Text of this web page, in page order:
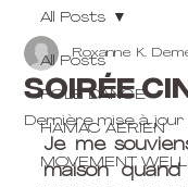
All Posts
POLE DANCE
HAMAC AÉRIEN
MOVEMENT
All Posts
Soirée
Roxanne K.
Dernière mise à jour
Je me
maison